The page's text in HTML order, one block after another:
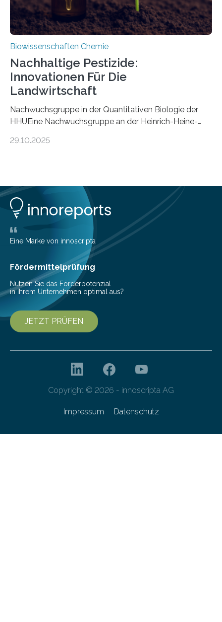
Biowissenschaften Chemie
Nachhaltige Pestizide:
Innovationen Für Die
Landwirtschaft
Nachwuchsgruppe in der Quantitativen Biologie der
HHUEine Nachwuchsgruppe an der Heinrich-Heine-
fünf Jahren erforschen, wie Bakterien auf
Insektenblume. Das Bundesministerium für Forschung,
Technologie und Raumfahrt (BMFTR) fördert das
Projekt im Rahmen der Nationalen
Bioökonomiestrategie mit rund 2,7 Millionen Euro.
Pestizide sind äußerst wichtig, um die globale
Ernährung zu sichern. Ohne sie besteht die weltweite
Gefahr erheblicher…
29.10.2025
Eine Marke von innoscripta
Fördermittelprüfung
Nutzen Sie das Förderpotenzial
in Ihrem Unternehmen optimal aus?
JETZT PRÜFEN
Copyright © 2026 - innoscripta AG
Impressum Datenschutz